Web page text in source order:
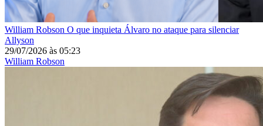
William Robson O que inquieta Álvaro no ataque para silenciar
Allyson
29/07/2026 às 05:23
William Robson